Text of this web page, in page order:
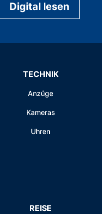
Digital lesen
TECHNIK
Anzüge
Kameras
Uhren
REISE